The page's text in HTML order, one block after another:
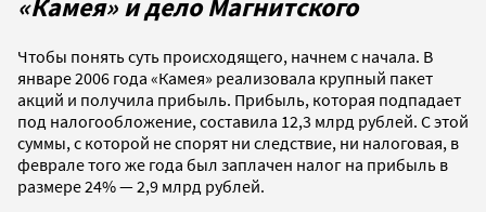
«Камея» и дело Магнитского
Чтобы понять суть происходящего, начнем с начала. В
январе 2006 года «Камея» реализовала крупный пакет
акций и получила прибыль. Прибыль, которая подпадает
под налогообложение, составила 12,3 млрд рублей. С этой
суммы, с которой не спорят ни следствие, ни налоговая, в
феврале того же года был заплачен налог на прибыль в
размере 24% — 2,9 млрд рублей.